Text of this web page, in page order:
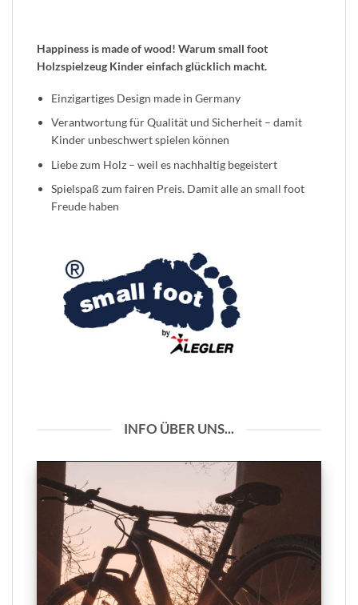
Happiness is made of wood! Warum small foot
Holzspielzeug Kinder einfach glücklich macht.
Einzigartiges Design made in Germany
Verantwortung für Qualität und Sicherheit – damit
Kinder unbeschwert spielen können
Liebe zum Holz – weil es nachhaltig begeistert
Spielspaß zum fairen Preis. Damit alle an small foot
Freude haben
INFO ÜBER UNS...